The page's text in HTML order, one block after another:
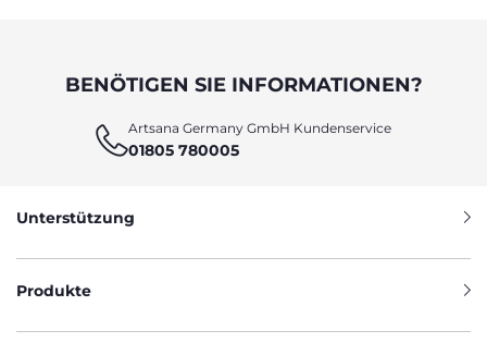
BENÖTIGEN SIE INFORMATIONEN?
Artsana Germany GmbH Kundenservice
01805 780005
Unterstützung
Produkte